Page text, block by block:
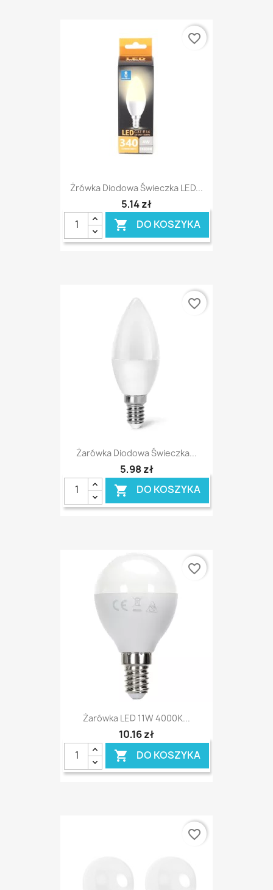
Żrówka Diodowa Świeczka LED...
5,14 zł
 DO KOSZYKA
favorite_border
Żarówka Diodowa Świeczka...
5,98 zł
 DO KOSZYKA
favorite_border
Żarówka LED 11W 4000K...
10,16 zł
 DO KOSZYKA
favorite_border
favorite_border